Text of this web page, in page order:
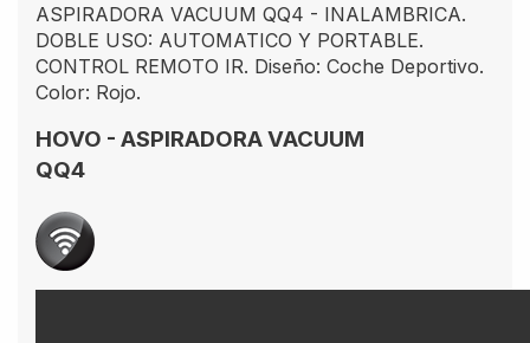
ASPIRADORA VACUUM QQ4 - INALAMBRICA.
DOBLE USO: AUTOMATICO Y PORTABLE.
CONTROL REMOTO IR. Diseño: Coche Deportivo.
Color: Rojo.
HOVO - ASPIRADORA VACUUM
QQ4